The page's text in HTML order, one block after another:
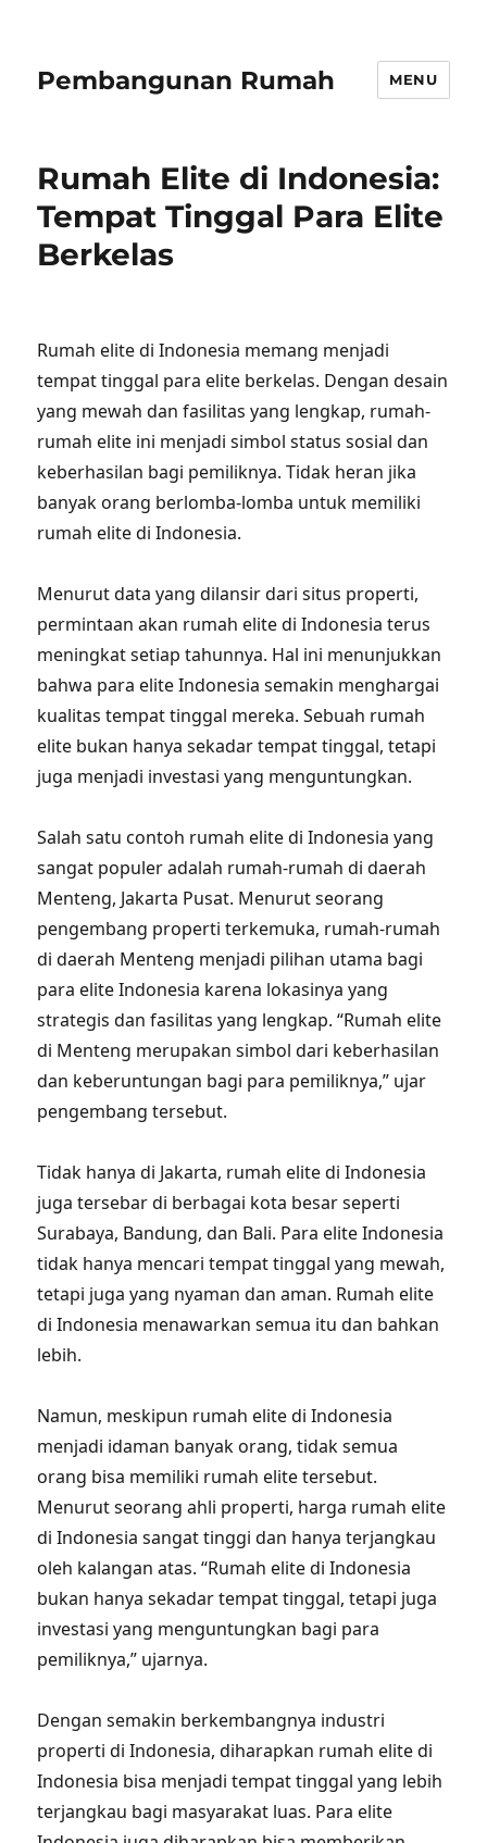
Pembangunan Rumah MENU
Rumah Elite di Indonesia:
Tempat Tinggal Para Elite
Berkelas
Rumah elite di Indonesia memang menjadi
tempat tinggal para elite berkelas. Dengan desain
yang mewah dan fasilitas yang lengkap, rumah-
rumah elite ini menjadi simbol status sosial dan
keberhasilan bagi pemiliknya. Tidak heran jika
banyak orang berlomba-lomba untuk memiliki
rumah elite di Indonesia.
Menurut data yang dilansir dari situs properti,
permintaan akan rumah elite di Indonesia terus
meningkat setiap tahunnya. Hal ini menunjukkan
bahwa para elite Indonesia semakin menghargai
kualitas tempat tinggal mereka. Sebuah rumah
elite bukan hanya sekadar tempat tinggal, tetapi
juga menjadi investasi yang menguntungkan.
Salah satu contoh rumah elite di Indonesia yang
sangat populer adalah rumah-rumah di daerah
Menteng, Jakarta Pusat. Menurut seorang
pengembang properti terkemuka, rumah-rumah
di daerah Menteng menjadi pilihan utama bagi
para elite Indonesia karena lokasinya yang
strategis dan fasilitas yang lengkap. “Rumah elite
di Menteng merupakan simbol dari keberhasilan
dan keberuntungan bagi para pemiliknya,” ujar
pengembang tersebut.
Tidak hanya di Jakarta, rumah elite di Indonesia
juga tersebar di berbagai kota besar seperti
Surabaya, Bandung, dan Bali. Para elite Indonesia
tidak hanya mencari tempat tinggal yang mewah,
tetapi juga yang nyaman dan aman. Rumah elite
di Indonesia menawarkan semua itu dan bahkan
lebih.
Namun, meskipun rumah elite di Indonesia
menjadi idaman banyak orang, tidak semua
orang bisa memiliki rumah elite tersebut.
Menurut seorang ahli properti, harga rumah elite
di Indonesia sangat tinggi dan hanya terjangkau
oleh kalangan atas. “Rumah elite di Indonesia
bukan hanya sekadar tempat tinggal, tetapi juga
investasi yang menguntungkan bagi para
pemiliknya,” ujarnya.
Dengan semakin berkembangnya industri
properti di Indonesia, diharapkan rumah elite di
Indonesia bisa menjadi tempat tinggal yang lebih
terjangkau bagi masyarakat luas. Para elite